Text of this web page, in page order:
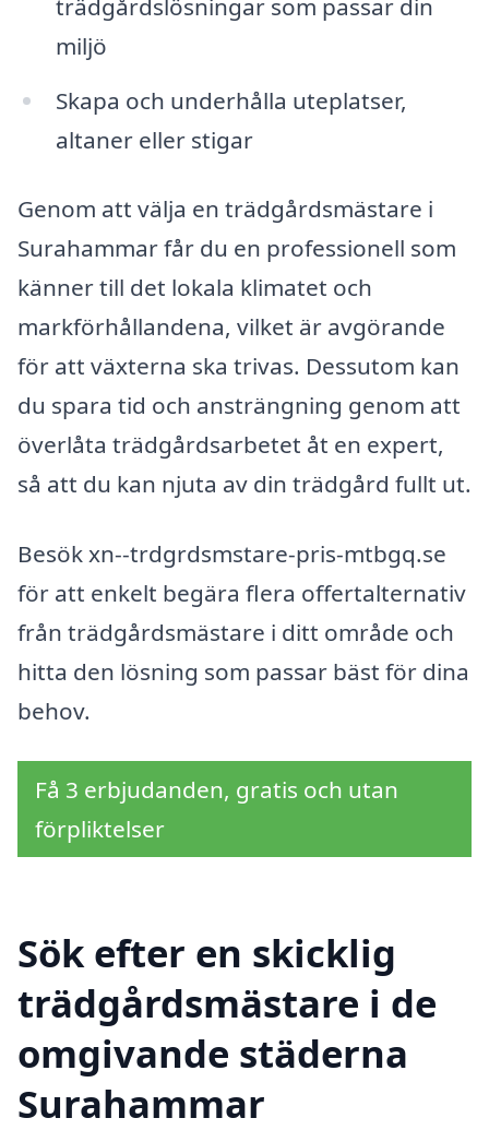
trädgårdslösningar som passar din
miljö
Skapa och underhålla uteplatser,
altaner eller stigar
Genom att välja en trädgårdsmästare i
Surahammar får du en professionell som
känner till det lokala klimatet och
markförhållandena, vilket är avgörande
för att växterna ska trivas. Dessutom kan
du spara tid och ansträngning genom att
överlåta trädgårdsarbetet åt en expert,
så att du kan njuta av din trädgård fullt ut.
Besök xn--trdgrdsmstare-pris-mtbgq.se
för att enkelt begära flera offertalternativ
från trädgårdsmästare i ditt område och
hitta den lösning som passar bäst för dina
behov.
Få 3 erbjudanden, gratis och utan
förpliktelser
Sök efter en skicklig
trädgårdsmästare i de
omgivande städerna
Surahammar